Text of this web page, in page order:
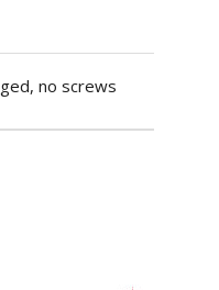
no screws